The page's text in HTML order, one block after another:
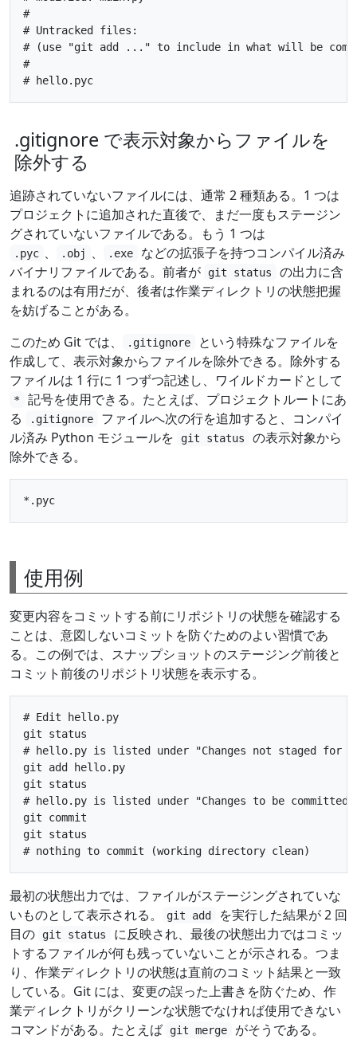
#
# Untracked files:
# (use "git add ..." to include in what will be
#
.gitignore で表示対象からファイルを
除外する
追跡されていないファイルには、通常 2 種類ある。1 つは
プロジェクトに追加された直後で、まだ一度もステージン
グされていないファイルである。もう 1 つは
.pyc 、 .obj 、 .exe
などの拡張子を持つコンパイル済み
バイナリファイルである。前者が
git status
の出力に含
まれるのは有用だが、後者は作業ディレクトリの状態把握
を妨げることがある。
このため Git では、
.gitignore
という特殊なファイルを
作成して、表示対象からファイルを除外できる。除外する
ファイルは 1 行に 1 つずつ記述し、ワイルドカードとして
*
記号を使用できる。たとえば、プロジェクトルートにあ
る
.gitignore
ファイルへ次の行を追加すると、コンパイ
ル済み Python モジュールを
git status
の表示対象から
除外できる。
使用例
変更内容をコミットする前にリポジトリの状態を確認する
ことは、意図しないコミットを防ぐためのよい習慣であ
る。この例では、スナップショットのステージング前後と
コミット前後のリポジトリ状態を表示する。
# Edit hello.py
git status
# hello.py is listed under "Changes not staged for
git add hello.py
git status
# hello.py is listed under "Changes to be committed"
git commit
git status
最初の状態出力では、ファイルがステージングされていな
いものとして表示される。
git add
を実行した結果が 2 回
目の
git status
に反映され、最後の状態出力ではコミッ
トするファイルが何も残っていないことが示される。つま
り、作業ディレクトリの状態は直前のコミット結果と一致
している。Git には、変更の誤った上書きを防ぐため、作
業ディレクトリがクリーンな状態でなければ使用できない
コマンドがある。たとえば
git merge がそうである。